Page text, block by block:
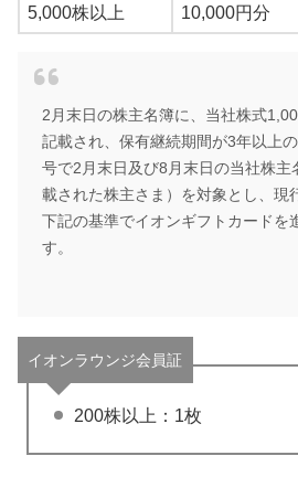
5,000株以上 10,000円分
2月末日の株主名簿に、当社株式
記載され、保有継続期間が3年以上
号で2月末日及び8月末日の当社株主
載された株主さま）を対象とし、現
下記の基準でイオンギフトカードを
す。
イオンラウンジ会員証
200株以上：1枚